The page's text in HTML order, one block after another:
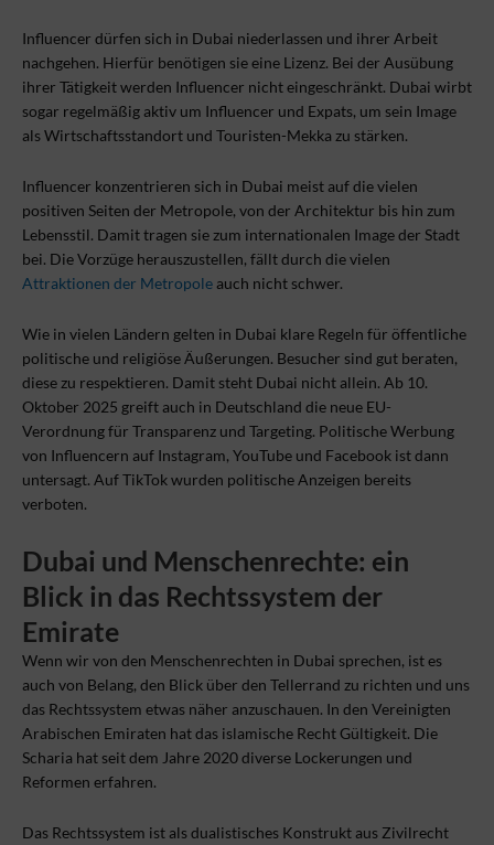
Influencer dürfen sich in Dubai niederlassen und ihrer Arbeit
nachgehen. Hierfür benötigen sie eine Lizenz. Bei der Ausübung
ihrer Tätigkeit werden Influencer nicht eingeschränkt. Dubai wirbt
sogar regelmäßig aktiv um Influencer und Expats, um sein Image
als Wirtschaftsstandort und Touristen-Mekka zu stärken.
Influencer konzentrieren sich in Dubai meist auf die vielen
positiven Seiten der Metropole, von der Architektur bis hin zum
Lebensstil. Damit tragen sie zum internationalen Image der Stadt
bei. Die Vorzüge herauszustellen, fällt durch die vielen
Attraktionen der Metropole auch nicht schwer.
Wie in vielen Ländern gelten in Dubai klare Regeln für öffentliche
politische und religiöse Äußerungen. Besucher sind gut beraten,
diese zu respektieren. Damit steht Dubai nicht allein. Ab 10.
Oktober 2025 greift auch in Deutschland die neue EU-
Verordnung für Transparenz und Targeting. Politische Werbung
von Influencern auf Instagram, YouTube und Facebook ist dann
untersagt. Auf TikTok wurden politische Anzeigen bereits
verboten.
Dubai und Menschenrechte: ein
Blick in das Rechtssystem der
Emirate
Wenn wir von den Menschenrechten in Dubai sprechen, ist es
auch von Belang, den Blick über den Tellerrand zu richten und uns
das Rechtssystem etwas näher anzuschauen. In den Vereinigten
Arabischen Emiraten hat das islamische Recht Gültigkeit. Die
Scharia hat seit dem Jahre 2020 diverse Lockerungen und
Reformen erfahren.
Das Rechtssystem ist als dualistisches Konstrukt aus Zivilrecht